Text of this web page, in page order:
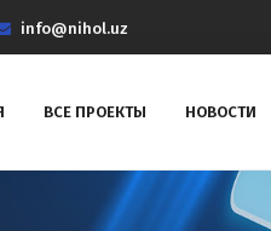
info@nihol.uz
ВСЕ ПРОЕКТЫ НОВОСТИ